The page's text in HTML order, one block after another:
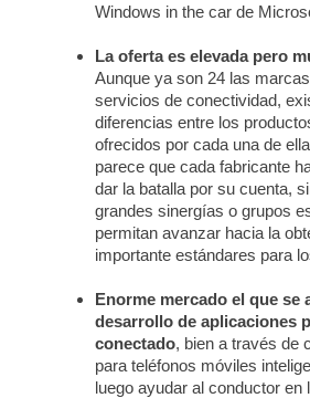
Windows in the car de
La oferta es elevada pero
Aunque ya son 24 las
servicios de conectividad,
diferencias entre los
ofrecidos por cada una de
parece que cada fabricante
dar la batalla por su cuenta,
grandes sinergías o grupos
permitan avanzar hacia la
importante estándares para
Enorme mercado el que se
desarrollo de aplicaciones
conectado, bien a través de
para teléfonos móviles
luego ayudar al conductor en